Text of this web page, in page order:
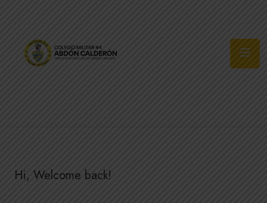
Hi, Welcome back!